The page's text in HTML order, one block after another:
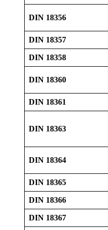
DIN 18356
DIN 18357
DIN 18358
DIN 18360
DIN 18361
DIN 18363
DIN 18364
DIN 18365
DIN 18366
DIN 18367